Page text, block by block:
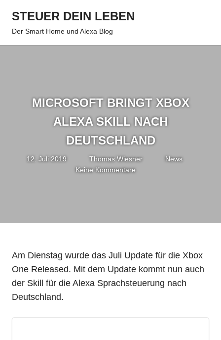
Inhalt
springen
STEUER DEIN LEBEN
Der Smart Home und Alexa Blog
MICROSOFT BRINGT XBOX
ALEXA SKILL NACH
DEUTSCHLAND
12. Juli 2019 Thomas Wiesner
News
Keine Kommentare
Am Dienstag wurde das Juli Update für die Xbox
One Released. Mit dem Update kommt nun auch
der Skill für die Alexa Sprachsteuerung nach
Deutschland.